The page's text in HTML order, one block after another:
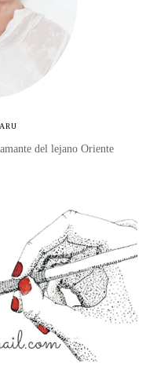
del lejano Oriente